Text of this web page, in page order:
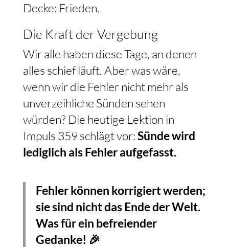
Decke: Frieden.
Die Kraft der Vergebung
Wir alle haben diese Tage, an denen
alles schief läuft. Aber was wäre,
wenn wir die Fehler nicht mehr als
unverzeihliche Sünden sehen
würden? Die heutige Lektion in
Impuls 359 schlägt vor:Sünde wird
lediglich als Fehler aufgefasst.
Fehler können korrigiert werden;
sie sind nicht das Ende der Welt.
Was für ein befreiender
Gedanke! 🎉